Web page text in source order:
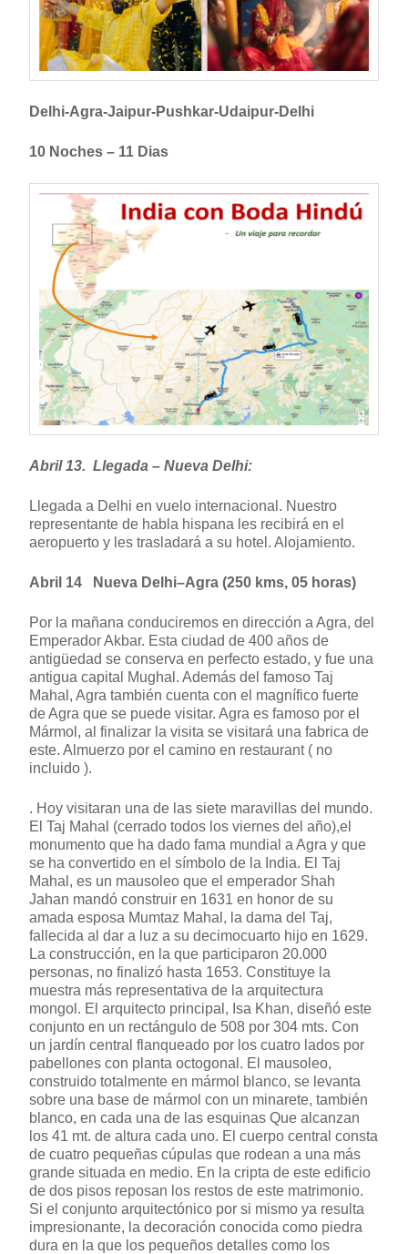
Delhi-Agra-Jaipur-Pushkar-Udaipur-Delhi
10 Noches – 11 Dias
Abril 13. Llegada – Nueva Delhi:
Llegada a Delhi en vuelo internacional. Nuestro
representante de habla hispana les recibirá en el
aeropuerto y les trasladará a su hotel. Alojamiento.
Abril 14 Nueva Delhi–Agra (250 kms, 05 horas)
Por la mañana conduciremos en dirección a Agra, del
Emperador Akbar. Esta ciudad de 400 años de
antigüedad se conserva en perfecto estado, y fue una
antigua capital Mughal. Además del famoso Taj
Mahal, Agra también cuenta con el magnífico fuerte
de Agra que se puede visitar. Agra es famoso por el
Mármol, al finalizar la visita se visitará una fabrica de
este. Almuerzo por el camino en restaurant ( no
incluido ).
. Hoy visitaran una de las siete maravillas del mundo.
El Taj Mahal (cerrado todos los viernes del año),el
monumento que ha dado fama mundial a Agra y que
se ha convertido en el símbolo de la India. El Taj
Mahal, es un mausoleo que el emperador Shah
Jahan mandó construir en 1631 en honor de su
amada esposa Mumtaz Mahal, la dama del Taj,
fallecida al dar a luz a su decimocuarto hijo en 1629.
La construcción, en la que participaron 20.000
personas, no finalizó hasta 1653. Constituye la
muestra más representativa de la arquitectura
mongol. El arquitecto principal, Isa Khan, diseñó este
conjunto en un rectángulo de 508 por 304 mts. Con
un jardín central flanqueado por los cuatro lados por
pabellones con planta octogonal. El mausoleo,
construido totalmente en mármol blanco, se levanta
sobre una base de mármol con un minarete, también
blanco, en cada una de las esquinas Que alcanzan
los 41 mt. de altura cada uno. El cuerpo central consta
de cuatro pequeñas cúpulas que rodean a una más
grande situada en medio. En la cripta de este edificio
de dos pisos reposan los restos de este matrimonio.
Si el conjunto arquitectónico por si mismo ya resulta
impresionante, la decoración conocida como piedra
dura en la que los pequeños detalles como los